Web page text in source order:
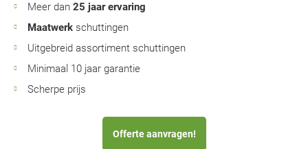
Meer dan 25 jaar ervaring
Maatwerk schuttingen
Uitgebreid assortiment schuttingen
Minimaal 10 jaar garantie
Scherpe prijs
Offerte aanvragen!